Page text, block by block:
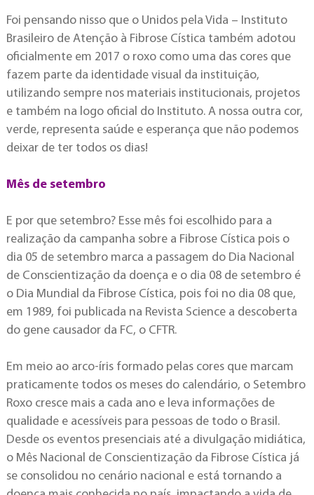
Foi pensando nisso que o Unidos pela Vida – Instituto
Brasileiro de Atenção à Fibrose Cística também adotou
oficialmente em 2017 o roxo como uma das cores que
fazem parte da identidade visual da instituição,
utilizando sempre nos materiais institucionais, projetos
e também na logo oficial do Instituto. A nossa outra cor,
verde, representa saúde e esperança que não podemos
deixar de ter todos os dias!
Mês de setembro
E por que setembro? Esse mês foi escolhido para a
realização da campanha sobre a Fibrose Cística pois o
dia 05 de setembro marca a passagem do Dia Nacional
de Conscientização da doença e o dia 08 de setembro é
o Dia Mundial da Fibrose Cística, pois foi no dia 08 que,
em 1989, foi publicada na Revista Science a descoberta
do gene causador da FC, o CFTR.
Em meio ao arco-íris formado pelas cores que marcam
praticamente todos os meses do calendário, o Setembro
Roxo cresce mais a cada ano e leva informações de
qualidade e acessíveis para pessoas de todo o Brasil.
Desde os eventos presenciais até a divulgação midiática,
o Mês Nacional de Conscientização da Fibrose Cística já
se consolidou no cenário nacional e está tornando a